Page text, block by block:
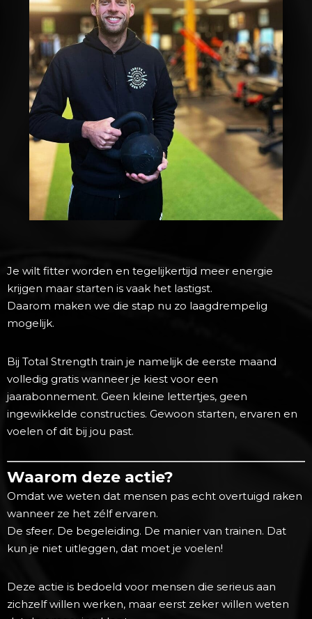
Je wilt fitter worden en tegelijkertijd meer energie
krijgen maar starten is vaak het lastigst.
Daarom maken we die stap nu zo laagdrempelig
mogelijk.
Bij Total Strength train je namelijk de eerste maand
volledig gratis wanneer je kiest voor een
jaarabonnement. Geen kleine lettertjes, geen
ingewikkelde constructies. Gewoon starten, ervaren en
voelen of dit bij jou past.
Waarom deze actie?
Omdat we weten dat mensen pas echt overtuigd raken
wanneer ze het zélf ervaren.
De sfeer. De begeleiding. De manier van trainen. Dat
kun je niet uitleggen, dat moet je voelen!
Deze actie is bedoeld voor mensen die serieus aan
zichzelf willen werken, maar eerst zeker willen weten